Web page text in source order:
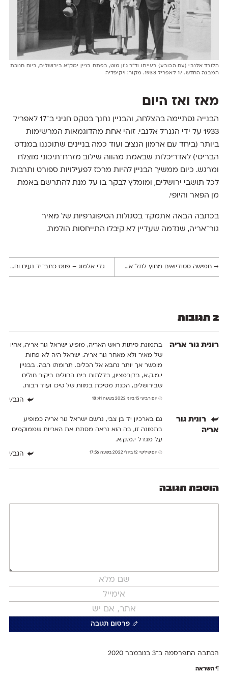
הלורד אלנבי (עם הכובע) רעייתו וד"ר ג'ון מוט, בפתח בניין ימק"א בירושלים, ביום חנוכת
המבנה החדש. 17 לאפריל 1933. מקור: ויקיפדיה
מאז ואז היום
הבנייה נסתיימה בהצלחה, והבניין נחנך בטקס חגיגי ב־17 לאפריל
1933 על ידי הגנרל אלנבי. זוהי אחת מהדוגמאות המרשימות
ביותר (ביחד עם ארמון הנציב ועוד כמה בניינים שתוכננו במנדט
הבריטי) לאדריכלות שבאמת מהווה שילוב מזרח־תיכוני מוצלח
ומרגש. כיום ממשיך הבניין להיות מרכז לפעילויות ספורט ותרבות
לכל תושבי ירושלים, ומומלץ לבקר בו על מנת להתרשם באמת
מן הפאר והיופי.
בכתבה הבאה אתמקד בסגולות הטיפוגרפיות של מאיר
גור־אריה, שנדמה שעדיין לא קיבלו התייחסות הולמת.
→חמישה סטודיואים מחוץ לתל־אביב ששווה לעבוד בהם גדי אלמוג – פונט כתב־יד נעים וחינני לשימוש חופשי
2 תגובות
רונית גור אריה
בתמונת סיתות ראש האריה, מופיע ישראל גור אריה, אחיו
של מאיר ולא מאחר גור אריה. ישראל היה לא פחות
מוכשר אך יותר נחבא אל הכלים. תרומתו רבה. בבניין
י.מ.ק.א, בדןרמציון, בדלתות בית החולים ביקור חולים
שבירושלים, הכנת מסיכת במוות של טיכו ועוד רבות.
יום רביעי 15 ביוני 2022 בשעה 18:41 הגב/י
רונית גור
אריה
גם בארכיון יד בן צבי, נרשם ישראל גור אריה כמופיע
בתמונה זו, בה הוא נראה מסתת את האריות שממוקמים
על מגדל י.מ.ק.א.
יום שלישי 12 ביולי 2022 בשעה 17:56 הגב/י
הוספת תגובה
פרסום תגובה
הכתבה התפרסמה ב־3 ב נובמבר 2020
השראה